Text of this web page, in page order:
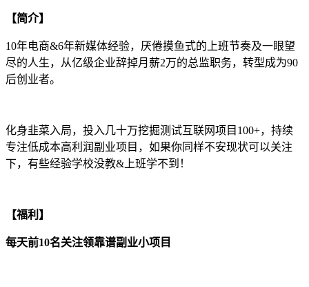
【简介】
10年电商&6年新媒体经验，厌倦摸鱼式的上班节奏及一眼望
尽的人生，从亿级企业辞掉月薪2万的总监职务，转型成为90
后创业者。
化身韭菜入局，投入几十万挖掘测试互联网项目100+，持续
专注低成本高利润副业项目，如果你同样不安现状可以关注
下，有些经验学校没教&上班学不到！
【福利】
每天前10名关注领靠谱副业小项目